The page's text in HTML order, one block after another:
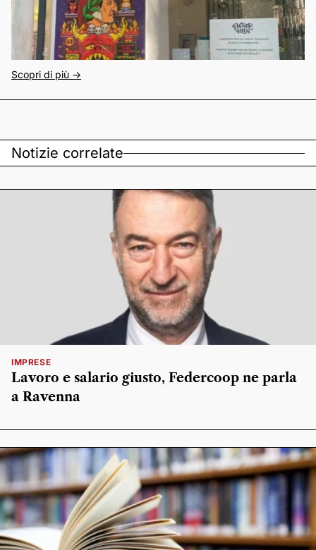
Scopri di più ->
Notizie correlate
IMPRESE
Lavoro e salario giusto, Federcoop ne parla
a Ravenna